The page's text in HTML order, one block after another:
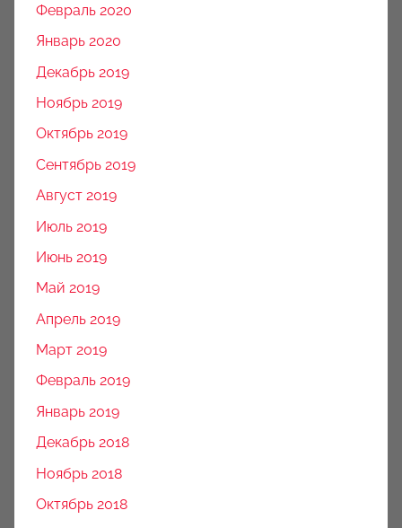
Февраль 2020
Январь 2020
Декабрь 2019
Ноябрь 2019
Октябрь 2019
Сентябрь 2019
Август 2019
Июль 2019
Июнь 2019
Май 2019
Апрель 2019
Март 2019
Февраль 2019
Январь 2019
Декабрь 2018
Ноябрь 2018
Октябрь 2018